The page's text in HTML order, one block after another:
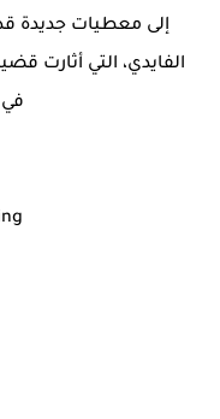
إلى معطيات جديدة
الفايدي، التي أثارت